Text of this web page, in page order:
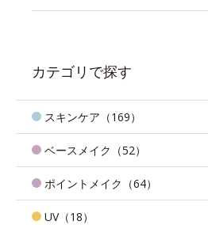
カテゴリで探す
スキンケア（169）
ベースメイク（52）
ポイントメイク（64）
UV（18）